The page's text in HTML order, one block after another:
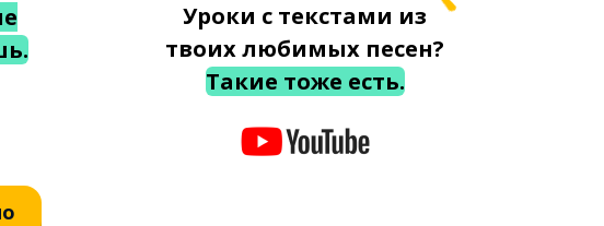
Уроки с текстами из
твоих любимых песен?
Такие тоже есть.